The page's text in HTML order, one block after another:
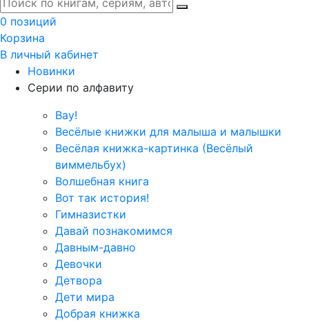
0 позиций
Корзина
В личный кабинет
Новинки
Серии по алфавиту
Вау!
Весёлые книжки для малыша и малышки
Весёлая книжка-картинка (Весёлый
виммельбух)
Волшебная книга
Вот так история!
Гимназистки
Давай познакомимся
Давным-давно
Девочки
Детвора
Дети мира
Добрая книжка